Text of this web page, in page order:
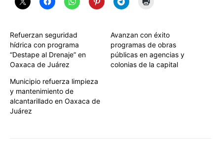
Refuerzan seguridad
hídrica con programa
“Destape al Drenaje” en
Oaxaca de Juárez
Avanzan con éxito
programas de obras
públicas en agencias y
colonias de la capital
Municipio refuerza limpieza
y mantenimiento de
alcantarillado en Oaxaca de
Juárez